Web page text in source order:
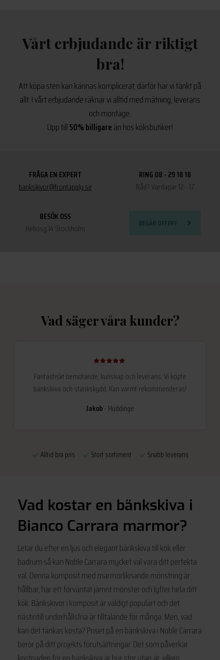
Vårt erbjudande är riktigt
bra!
Att köpa sten kan kännas komplicerat, därför har vi tänkt på
allt. I vårt erbjudande räknar vi alltid med mätning, leverans
och montage.
Upp till50% billigareän hos köksbutiker!
FRÅGA EN EXPERT
bankskivor@frontapply.se
RING 08 - 29 18 18
Råd? Vardagar 12 - 17
BESÖK OSS
Heliosg.14 Stockholm
BEGÄR OFFERT
Vad säger våra kunder?
Fantastiskt bemötande, kunskap och leverans. Vi köpte
bänkskiva och stänkskydd. Kan varmt rekommenderas!
Jakob Huddinge
Alltid bra pris Stort sortiment Snabb leverans
Vad kostar en bänkskiva i
Bianco Carrara marmor?
Letar du efter en ljus och elegant bänkskiva till kök eller
badrum så kan Noble Carrara mycket väl vara ditt perfekta
val. Denna komposit med marmorliknande mönstring är
hållbar, har ett förväntat jämnt mönster och lyfter hela ditt
kök. Bänkskivor i komposit är väldigt populärt och det
nästintill underhållsfria är tilltalande för många. Men, vad
kan det tänkas kosta? Priset på en bänkskiva i Noble Carrara
beror på ditt projekts förutsättningar. Det som påverkar